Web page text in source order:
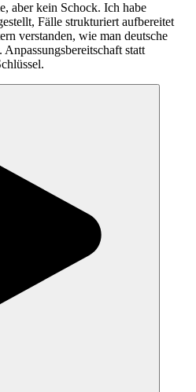
aber kein Schock. Ich habe
Fälle strukturiert aufbereitet
verstanden, wie man deutsche
statt